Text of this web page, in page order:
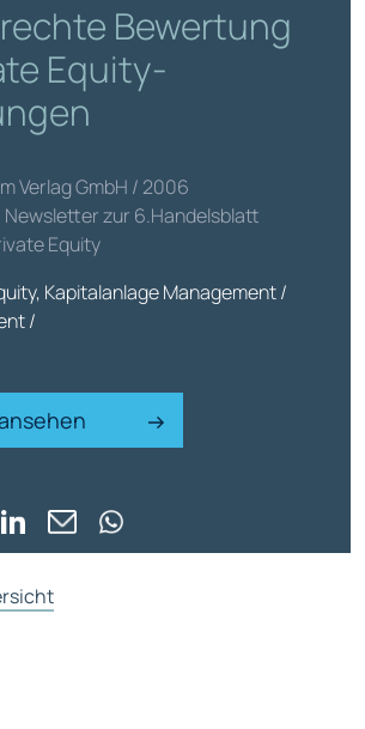
Bewertung
Equity-
Verlag GmbH / 2006
zur 6.Handelsblatt
Equity
Kapitalanlage Management /
/